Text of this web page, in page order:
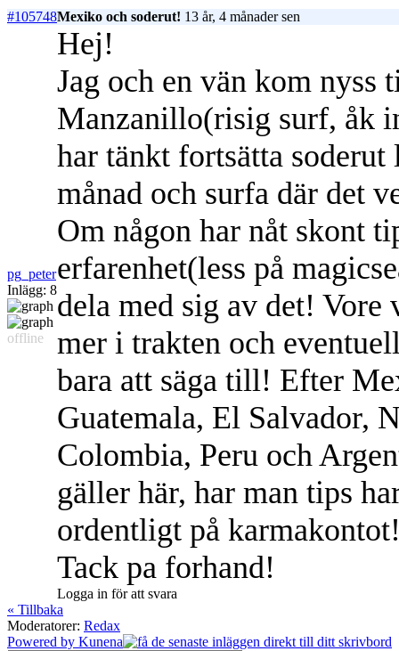
#105748Mexiko och soderut! 13 år, 4 månader sen
pg_peter
Inlägg: 8
offline
Hej!
Jag och en vän kom
Manzanillo(risig surf, åk
har tänkt fortsätta soderut
månad och surfa där det
Om någon har nåt skont
erfarenhet(less på
dela med sig av det!
mer i trakten och
bara att säga till! Efter
Guatemala, El Salvador,
Colombia, Peru och
gäller här, har man tips
ordentligt på
Tack pa forhand!
Logga in för att svara
« Tillbaka
Moderatorer: Redax
Powered by Kunena